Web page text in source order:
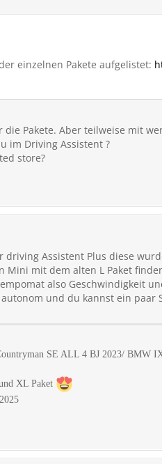
einzelnen Pakete aufgelistet:
Pakete. Aber teilweise mit
im Driving Assistent ?
store?
Assistent Plus diese
Mini mit dem alten L Paket
also Geschwindigkeit
und du kannst ein paar
SE ALL 4 BJ 2023/ BMW
XL Paket